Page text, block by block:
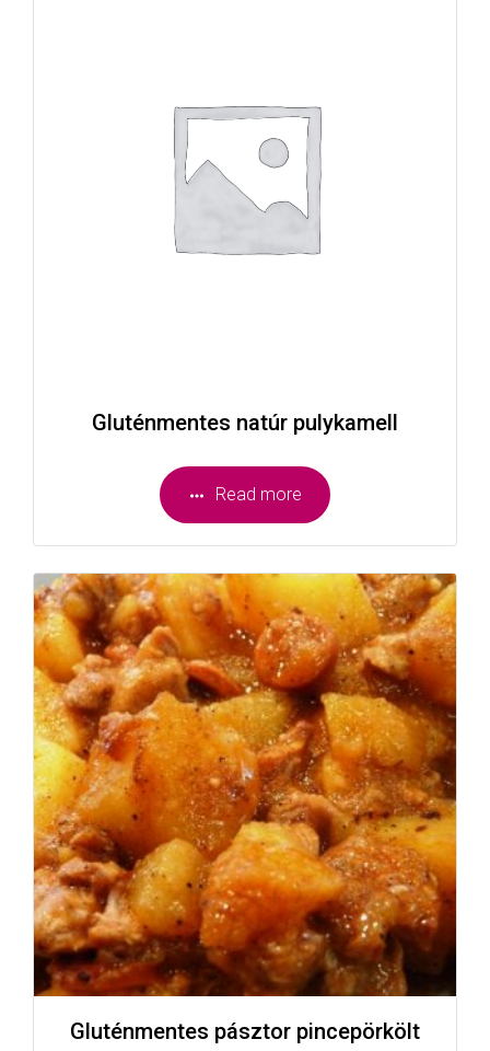
Gluténmentes natúr pulykamell
Read more
Gluténmentes pásztor pincepörkölt